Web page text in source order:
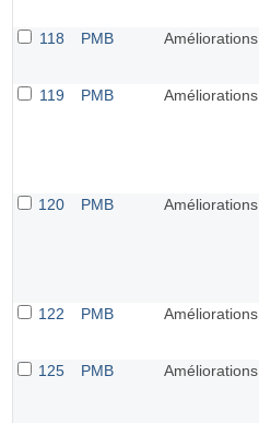
118 PMB Améliorations
119 PMB Améliorations
120 PMB Améliorations
122 PMB Améliorations
125 PMB Améliorations